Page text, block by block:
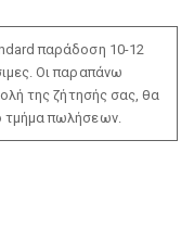
παράδοση 10-12
Οι παραπάνω
της ζήτησής σας, θα
τμήμα πωλήσεων.